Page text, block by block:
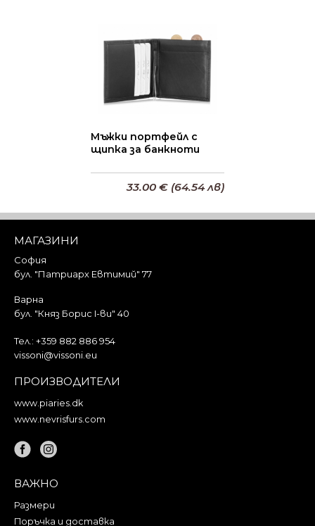
Мъжки портфейл с
щипка за банкноти
33.00 € (64.54 лв)
МАГАЗИНИ
София
бул. "Патриарх Евтимий" 77
Варна
бул. "Княз Борис I-ви" 40
Тел.: +359 882 886 954
vissoni@vissoni.eu
ПРОИЗВОДИТЕЛИ
www.piaries.dk
www.nevrisfurs.com
ВАЖНО
Размери
Поръчка и доставка